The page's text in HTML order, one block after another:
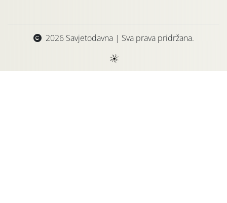
2026 Savjetodavna | Sva prava pridržana.